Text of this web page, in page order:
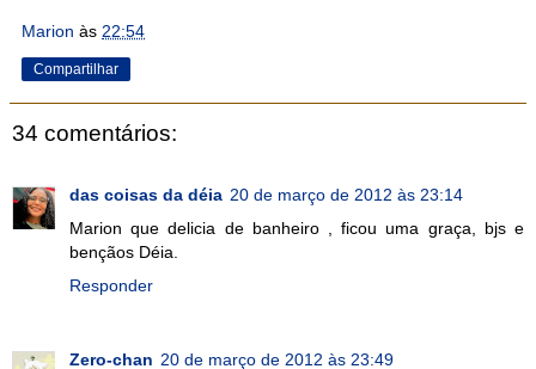
Marion às 22:54
Compartilhar
34 comentários:
das coisas da déia 20 de março de 2012 às 23:14
Marion que delicia de banheiro , ficou uma graça, bjs e
bençãos Déia.
Responder
Zero-chan 20 de março de 2012 às 23:49